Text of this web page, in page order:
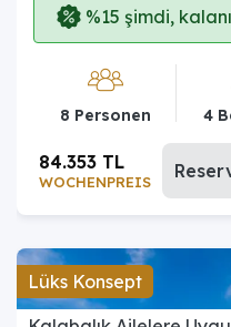
%15 şimdi,
8 Personen 4
WOCHENPREIS
84.353 TL
Lüks Konsept